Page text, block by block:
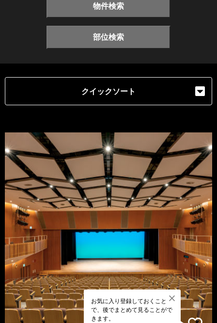
物件検索
部位検索
クイックソート
お気に入り登録しておくこと
で、後でまとめて見ることがで
きます。